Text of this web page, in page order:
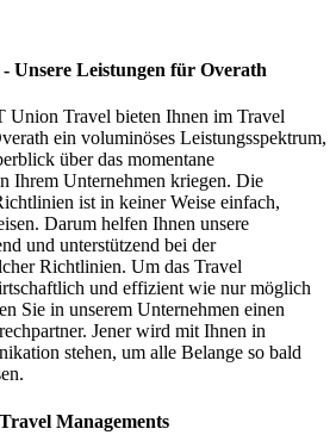
Unsere Leistungen für Overath
Union Travel bieten Ihnen im Travel
ein voluminöses Leistungsspektrum,
über das momentane
Ihrem Unternehmen kriegen. Die
ist in keiner Weise einfach,
Darum helfen Ihnen unsere
und unterstützend bei der
Richtlinien. Um das Travel
und effizient wie nur möglich
Sie in unserem Unternehmen einen
Jener wird mit Ihnen in
stehen, um alle Belange so bald
Managements